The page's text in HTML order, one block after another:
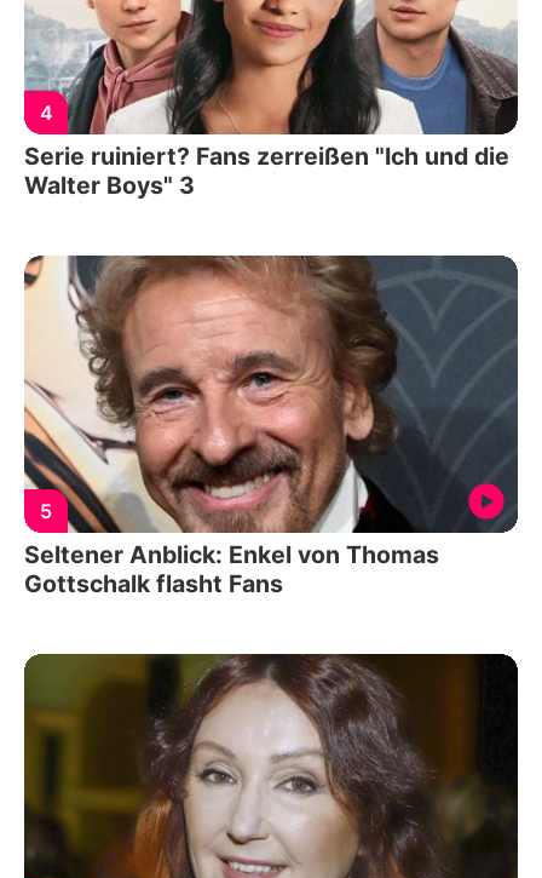
4
Serie ruiniert? Fans zerreißen "Ich und die
Walter Boys" 3
5
Seltener Anblick: Enkel von Thomas
Gottschalk flasht Fans